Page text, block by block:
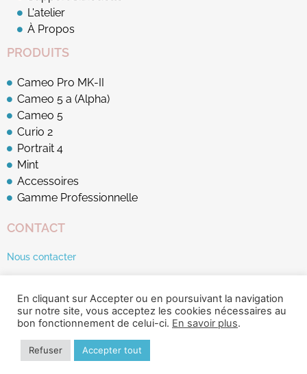
L'atelier
À Propos
PRODUITS
Cameo Pro MK-II
Cameo 5 a (Alpha)
Cameo 5
Curio 2
Portrait 4
Mint
Accessoires
Gamme Professionnelle
CONTACT
Nous contacter
© Ankersmit France 2026
Mentions légalesConditions générales d'utilisation
En cliquant sur Accepter ou en poursuivant la navigation
sur notre site, vous acceptez les cookies nécessaires au
bon fonctionnement de celui-ci. En savoir plus.
Refuser Accepter tout